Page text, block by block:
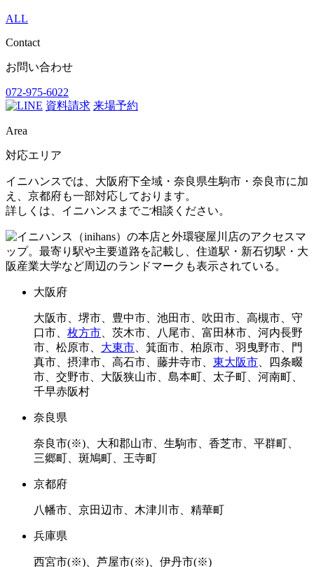
ALL
Contact
お問い合わせ
072-975-6022
資料請求 来場予約
Area
対応エリア
イニハンスでは、大阪府下全域・奈良県生駒市・奈良市に加
え、京都府も一部対応しております。
詳しくは、イニハンスまでご相談ください。
大阪府
大阪市、堺市、豊中市、池田市、吹田市、高槻市、守
口市、 枚方市 、茨木市、八尾市、富田林市、河内長野
市、松原市、 大東市 、箕面市、柏原市、羽曳野市、門
真市、摂津市、高石市、藤井寺市、 東大阪市 、四条畷
市、交野市、大阪狭山市、島本町、太子町、河南町、
千早赤阪村
奈良県
奈良市(※)、大和郡山市、生駒市、香芝市、平群町、
三郷町、斑鳩町、王寺町
京都府
八幡市、京田辺市、木津川市、精華町
兵庫県
西宮市(※)、芦屋市(※)、伊丹市(※)